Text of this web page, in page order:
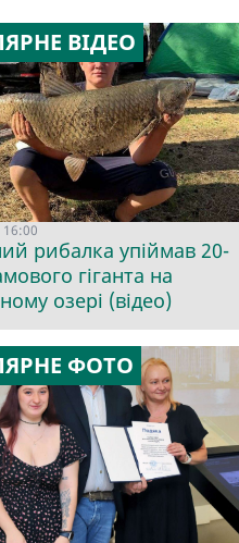
ВІДЕО
рибалка упіймав 20-
гіганта на
озері (відео)
ФОТО